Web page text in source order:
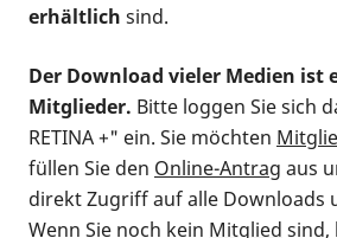
erhältlich sind.
Der Download vieler Medien ist
Mitglieder. Bitte loggen Sie sich
RETINA +" ein. Sie möchten
füllen Sie den Online-Antrag aus
direkt Zugriff auf alle Downloads
Wenn Sie noch kein Mitglied sind,